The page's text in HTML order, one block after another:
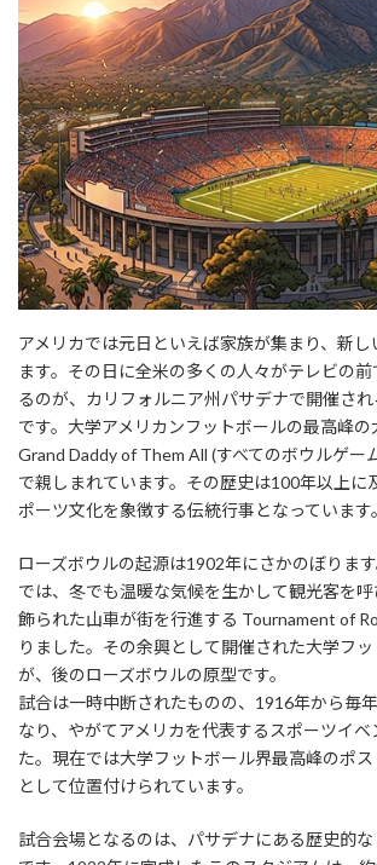
アメリカでは元日といえば家族が集まり、新
ます。その日に全米の多くの人々がテレビの
るのが、カリフォルニア州パサデナで開催さ
です。大学アメリカンフットボールの最高峰の
Grand Daddy of Them All (すべてのボウルゲー
で親しまれています。その歴史は100年以上に
ポーツ文化を象徴する伝統行事となっています。
ローズボウルの起源は1902年にさかのぼりま
では、冬でも温暖な気候を生かして観光客を
飾られた山車が街を行進する Tournament of
りました。その余興として開催された大学フ
が、後のローズボウルの原型です。
試合は一時中断されたものの、1916年から毎
なり、やがてアメリカを代表するスポーツイベ
た。現在では大学フットボール界最高峰のポ
として位置付けられています。
試合会場となるのは、パサデナにある歴史的な